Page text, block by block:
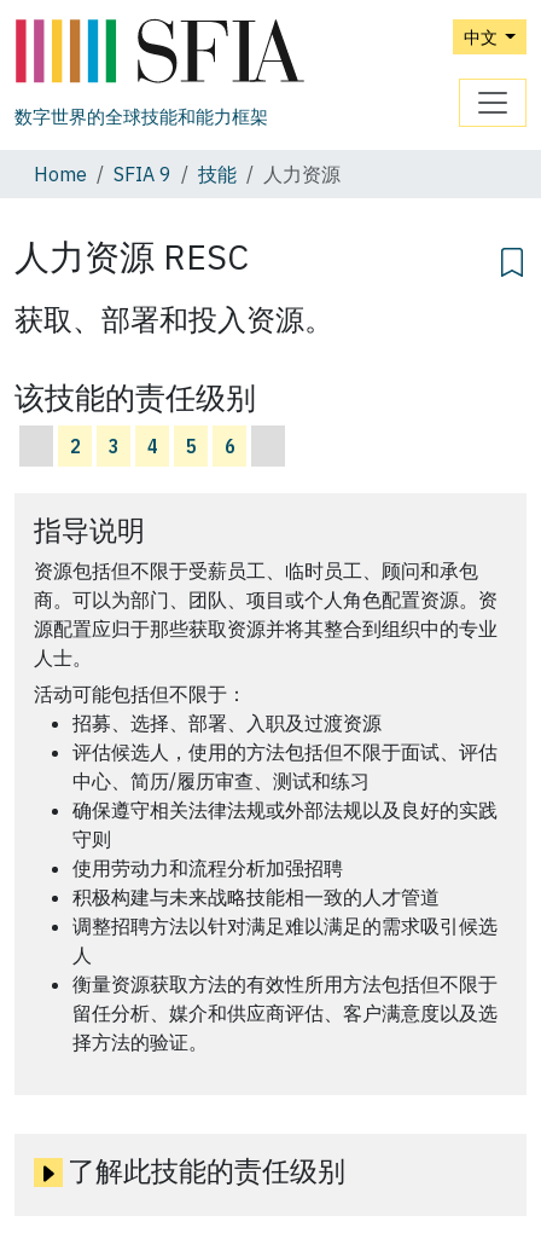
中文
数字世界的全球技能和能力框架
Home SFIA 9 技能 人力资源
人力资源 RESC
获取、部署和投入资源。
该技能的责任级别
2 3 4 5 6
指导说明
资源包括但不限于受薪员工、临时员工、顾问和承包
商。可以为部门、团队、项目或个人角色配置资源。资
源配置应归于那些获取资源并将其整合到组织中的专业
人士。
活动可能包括但不限于：
招募、选择、部署、入职及过渡资源
评估候选人，使用的方法包括但不限于面试、评估
中心、简历/履历审查、测试和练习
确保遵守相关法律法规或外部法规以及良好的实践
守则
使用劳动力和流程分析加强招聘
积极构建与未来战略技能相一致的人才管道
调整招聘方法以针对满足难以满足的需求吸引候选
人
衡量资源获取方法的有效性所用方法包括但不限于
留任分析、媒介和供应商评估、客户满意度以及选
择方法的验证。
了解此技能的责任级别